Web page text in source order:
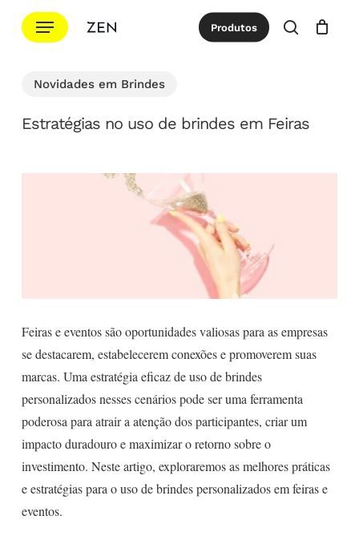
para
conteúdo
Menu Produtos
procurar
Cotação Close
Novidades em Brindes
Estratégias no uso de brindes em Feiras
Feiras e eventos são oportunidades valiosas para as empresas
se destacarem, estabelecerem conexões e promoverem suas
marcas. Uma estratégia eficaz de uso de brindes
personalizados nesses cenários pode ser uma ferramenta
poderosa para atrair a atenção dos participantes, criar um
impacto duradouro e maximizar o retorno sobre o
investimento. Neste artigo, exploraremos as melhores práticas
e estratégias para o uso de brindes personalizados em feiras e
eventos.